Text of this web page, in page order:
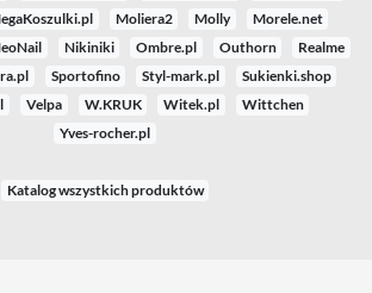
Moliera2 Molly
Morele.net
Nikiniki Ombre.pl Outhorn
Realme
Sportofino Styl-mark.pl
Sukienki.shop
Velpa W.KRUK Witek.pl
Wittchen
Yves-rocher.pl
Katalog wszystkich produktów